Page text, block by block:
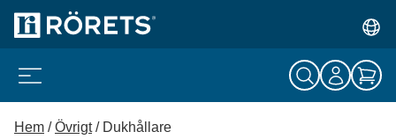
Hem /Övrigt/ Dukhållare